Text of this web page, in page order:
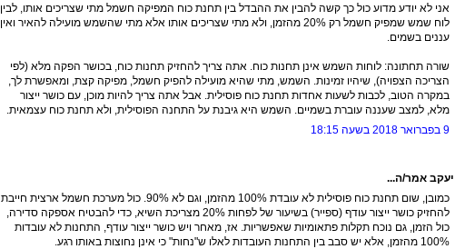
אני לא יודע מדוע כול כך קשה להבין את ההבדל בין תחנת כוח המפיקה חשמל מתי שצריכים אותו, לבין
לוח שמש שמפיק חשמל רק 20% מהזמן, ולא מתי שצריכים אותו אלא מתי שהשמש מועילה להאיר ואין
עננים בשמים.
שורה תחתונה: לוחות השמש אינן תחנות כוח. אתה צריך להחזיק תחנות כוח, בכושר הפקה מלא (לפי
הצריכה הצפויה), שיהיו זמינות. השמש, מתי שהיא מועילה להפיק חשמל, מפיקה קצת, ומאפשרת לך,
במקרה הטוב, לכבות לשעות אחדות תחנת כוח פוסילית. אבל אתה צריך להיות מוכן, עם כושר ייצור
מלא, למצב שעננה עוברת בשמיים. השמש היא גיבנת על התחנה הפוסילית, ולא תחנת כוח עצמאית.
9 בפברואר 2018 בשעה 18:15
יעקב אמר/ה...
כמובן, שום תחנת כוח פוסילית לא עובדת 100% מהזמן, וגם לא 90%. כול מערכת חשמל ארצית חייבת
להחזיק כושר ייצור עודף (ספייר) בשיעור של לפחות 20% מצריכת השיא, כדי להבטיח אספקה סדירה,
כול הזמן, גם נוכח תקלות פתאומיות שאפשריות. אז, מאחר ויש כושר ייצור עודף, התחנות לא עובדות
100% מהזמן, אלא יש סבב בין התחנות העובדות לאלו ש"נחות" כי אינן נחוצות באותו רגע.